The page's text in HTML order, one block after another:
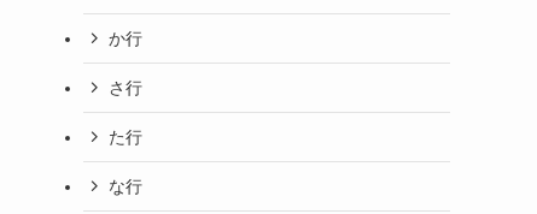
か行
さ行
た行
な行